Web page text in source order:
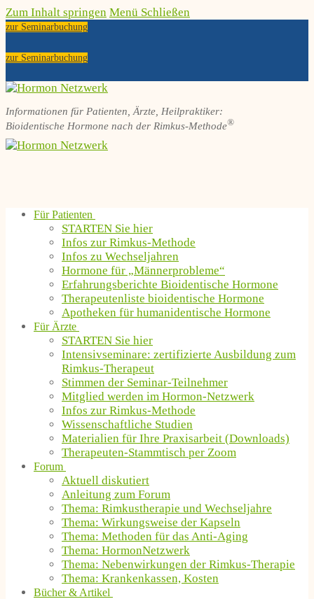
Zum Inhalt springen Menü Schließen
zur Seminarbuchung
zur Seminarbuchung
Informationen für Patienten, Ärzte, Heilpraktiker:
Bioidentische Hormone nach der Rimkus-Methode®
Für Patienten
STARTEN Sie hier
Infos zur Rimkus-Methode
Infos zu Wechseljahren
Hormone für „Männerprobleme“
Erfahrungsberichte Bioidentische Hormone
Therapeutenliste bioidentische Hormone
Apotheken für humanidentische Hormone
Für Ärzte
STARTEN Sie hier
Intensivseminare: zertifizierte Ausbildung zum
Rimkus-Therapeut
Stimmen der Seminar-Teilnehmer
Mitglied werden im Hormon-Netzwerk
Infos zur Rimkus-Methode
Wissenschaftliche Studien
Materialien für Ihre Praxisarbeit (Downloads)
Therapeuten-Stammtisch per Zoom
Forum
Aktuell diskutiert
Anleitung zum Forum
Thema: Rimkustherapie und Wechseljahre
Thema: Wirkungsweise der Kapseln
Thema: Methoden für das Anti-Aging
Thema: HormonNetzwerk
Thema: Nebenwirkungen der Rimkus-Therapie
Thema: Krankenkassen, Kosten
Bücher & Artikel